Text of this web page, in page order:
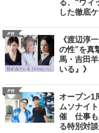
る、“ウィ
した徹底
PR
《渡辺淳
の性”を真
馬・吉田
いる』》
PR
オープン1
ムソナイ
催 仕事も
る特別対